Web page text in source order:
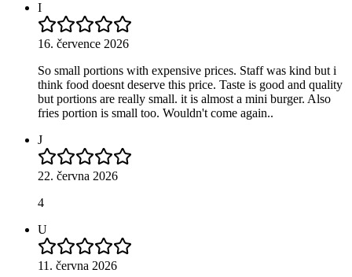
I
16. července 2026
So small portions with expensive prices. Staff was kind but i
think food doesnt deserve this price. Taste is good and quality
but portions are really small. it is almost a mini burger. Also
fries portion is small too. Wouldn't come again..
J
22. června 2026
4
U
11. června 2026